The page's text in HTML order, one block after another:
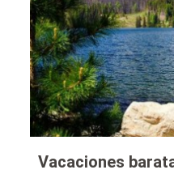
Vacaciones